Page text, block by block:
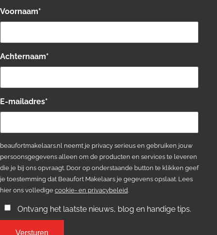
Voornaam*
Achternaam*
E-mailadres*
beaufortmakelaars.nl neemt je privacy serieus en gebruiken jouw
persoonsgegevens alleen om de producten en services te leveren
die je bij ons opvraagt. Door op onderstaande button te klikken geef
je toestemming dat Beaufort Makelaars je gegevens opslaat. Lees
hier ons volledige cookie- en privacybeleid.
Ontvang het laatste nieuws, blog en handige tips.